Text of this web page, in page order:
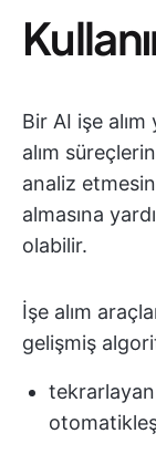
Bir AI işe alım
alım
analiz
almasına
olabilir.
İşe alım
gelişmiş